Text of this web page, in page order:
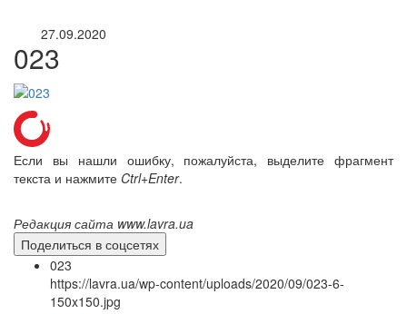
27.09.2020
023
Если вы нашли ошибку, пожалуйста, выделите фрагмент
текста и нажмите Ctrl+Enter.
Редакция сайта www.lavra.ua
Поделиться в соцсетях
023
https://lavra.ua/wp-content/uploads/2020/09/023-6-
150x150.jpg